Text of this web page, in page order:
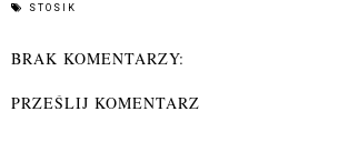
STOSIK
BRAK KOMENTARZY:
PRZEŚLIJ KOMENTARZ